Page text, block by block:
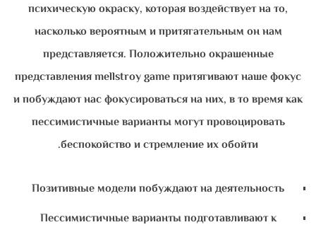
психическую окраску, которая воздействует на то,
насколько вероятным и притягательным он нам
представляется. Положительно окрашенные
представления mellstroy game притягивают наше фокус
и побуждают нас фокусироваться на них, в то время как
пессимистичные варианты могут провоцировать
беспокойство и стремление их обойти.
Позитивные модели побуждают на деятельность
Пессимистичные варианты подготавливают к